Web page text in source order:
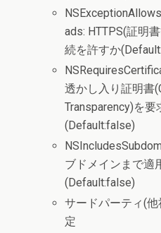
ads: HTTPS(証明
続を許すか
透かし入り証明書
Transparency)を要
(Default:false)
ブドメインまで適
(Default:false)
サードパーティ(
定